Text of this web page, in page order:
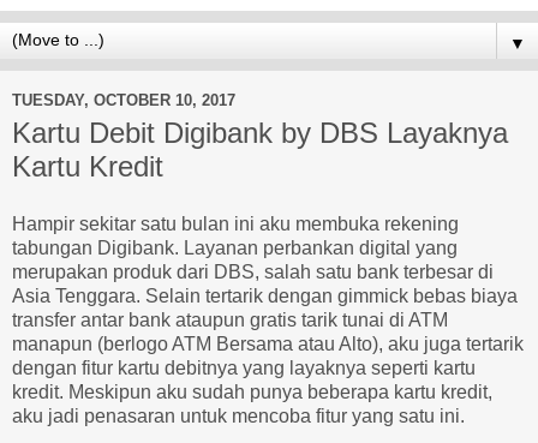
▼
TUESDAY, OCTOBER 10, 2017
Kartu Debit Digibank by DBS Layaknya
Kartu Kredit
Hampir sekitar satu bulan ini aku membuka rekening
tabungan Digibank. Layanan perbankan digital yang
merupakan produk dari DBS, salah satu bank terbesar di
Asia Tenggara. Selain tertarik dengan gimmick bebas biaya
transfer antar bank ataupun gratis tarik tunai di ATM
manapun (berlogo ATM Bersama atau Alto), aku juga tertarik
dengan fitur kartu debitnya yang layaknya seperti kartu
kredit. Meskipun aku sudah punya beberapa kartu kredit,
aku jadi penasaran untuk mencoba fitur yang satu ini.